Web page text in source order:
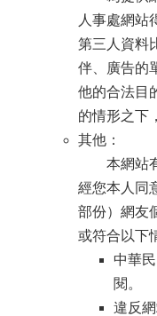
人事處網站
第三人資料
伴、廣告的
他的合法目
的情形之下
其他：
本網站有
經您本人同
部份）網友
或符合以下
中華
閱。
違反